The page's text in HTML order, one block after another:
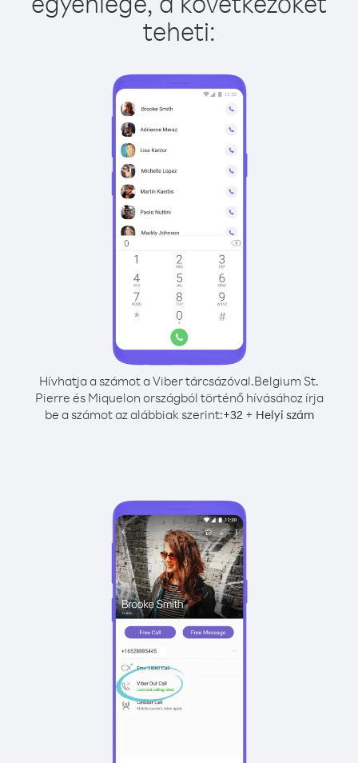
teheti:
Hívhatja a számot a Viber tárcsázóval.Belgium St.
Pierre és Miquelon országból történő hívásához írja
be a számot az alábbiak szerint:+32+ Helyi szám